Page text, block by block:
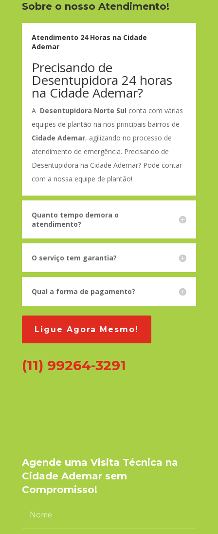
Sobre o nosso Atendimento!
Atendimento 24 Horas na Cidade
Ademar
Precisando de
Desentupidora 24 horas
na Cidade Ademar?
A Desentupidora Norte Sul conta com várias
equipes de plantão na nos principais bairros de
Cidade Ademar, agilizando no processo de
atendimento de emergência. Precisando de
Desentupidora na Cidade Ademar? Pode contar
com a nossa equipe de plantão!
Quanto tempo demora o
atendimento?
O serviço tem garantia?
Qual a forma de pagamento?
Ligue Agora Mesmo!
(11) 99264-3291
Agende uma Visita Técnica na
Cidade Ademar sem
Compromisso!